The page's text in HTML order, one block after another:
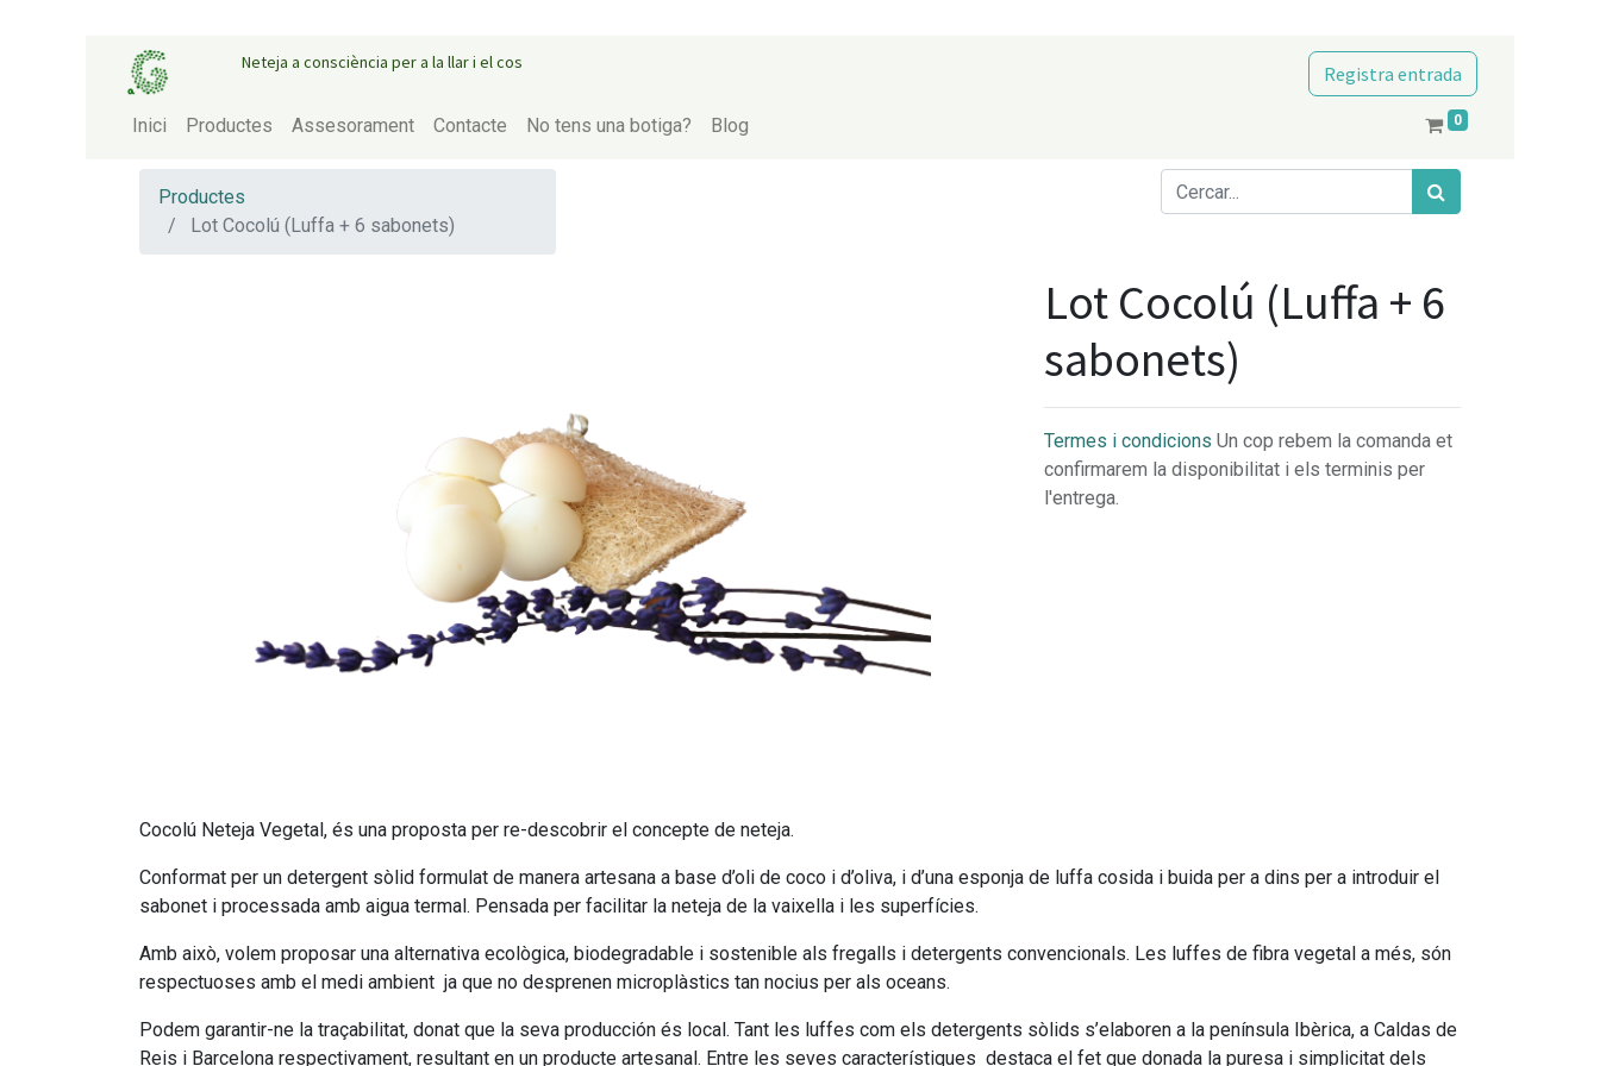
Neteja a consciència per a la llar i el cos Registra entrada
Inici Productes Assesorament Contacte No tens una botiga? Blog 0
Productes
Lot Cocolú (Luffa + 6 sabonets)
Lot Cocolú (Luffa + 6
sabonets)
Termes i condicions Un cop rebem la comanda et
confirmarem la disponibilitat i els terminis per
l'entrega.
Cocolú Neteja Vegetal, és una proposta per re-descobrir el concepte de neteja.
Conformat per un detergent sòlid formulat de manera artesana a base d’oli de coco i d’oliva, i d’una esponja de luffa cosida i buida per a dins per a introduir el
sabonet i processada amb aigua termal. Pensada per facilitar la neteja de la vaixella i les superfícies.
Amb això, volem proposar una alternativa ecològica, biodegradable i sostenible als fregalls i detergents convencionals. Les luffes de fibra vegetal a més, són
respectuoses amb el medi ambient ja que no desprenen microplàstics tan nocius per als oceans.
Podem garantir-ne la traçabilitat, donat que la seva producción és local. Tant les luffes com els detergents sòlids s’elaboren a la península Ibèrica, a Caldas de
Reis i Barcelona respectivament, resultant en un producte artesanal. Entre les seves característiques destaca el fet que donada la puresa i simplicitat dels